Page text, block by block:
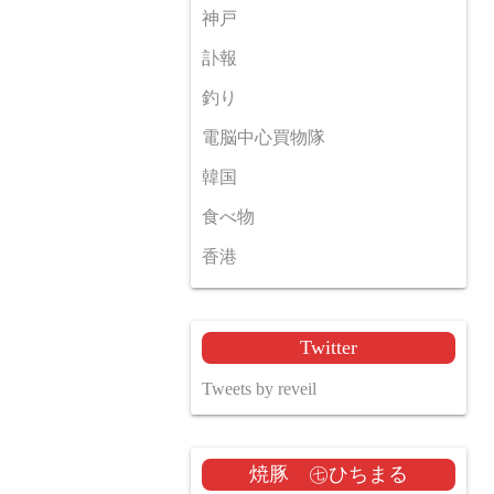
神戸
訃報
釣り
電脳中心買物隊
韓国
食べ物
香港
Twitter
Tweets by reveil
焼豚 ㊆ひちまる